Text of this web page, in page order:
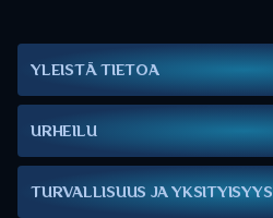
YLEISTÄ TIETOA
URHEILU
TURVALLISUUS JA YKSITYISYYS